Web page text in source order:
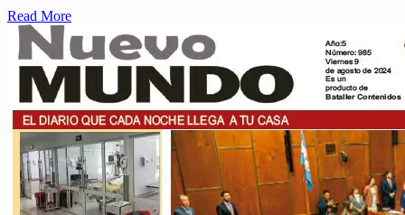
Read More